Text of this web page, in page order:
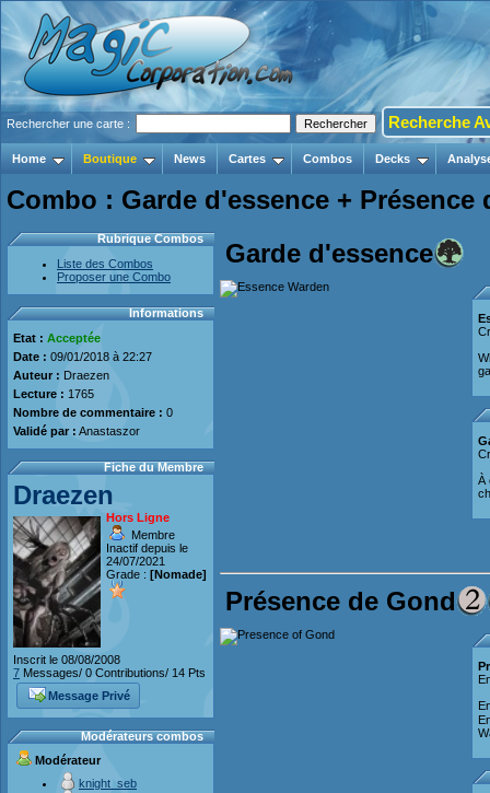
Rechercher une carte : Recherche
Home Boutique News Cartes Combos Decks
Combo : Garde d'essence +
Rubrique Combos
Liste des Combos
Proposer une Combo
Informations
Etat : Acceptée
Date : 09/01/2018 à 22:27
Auteur : Draezen
Lecture : 1765
Nombre de commentaire : 0
Validé par : Anastaszor
Fiche du Membre
Draezen
Hors Ligne
Membre
Inactif depuis le
24/07/2021
Grade : [Nomade]
Inscrit le 08/08/2008
7 Messages/ 0 Contributions/ 14 Pts
Message Privé
Modérateurs combos
Modérateur
knight_seb
Garde d'essence
À
Présence de Gond